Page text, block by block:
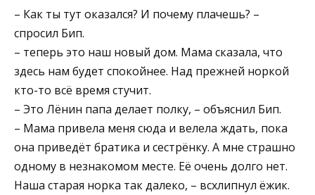
– Как ты тут оказался? И почему плачешь? –
спросил Бип.
– теперь это наш новый дом. Мама сказала, что
здесь нам будет спокойнее. Над прежней норкой
кто-то всё время стучит.
– Это Лёнин папа делает полку, – объяснил Бип.
– Мама привела меня сюда и велела ждать, пока
она приведёт братика и сестрёнку. А мне страшно
одному в незнакомом месте. Её очень долго нет.
Наша старая норка так далеко, – всхлипнул ёжик.